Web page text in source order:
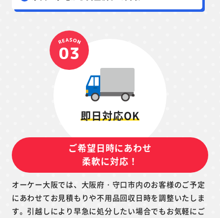
即日対応OK
ご希望日時にあわせ
柔軟に対応！
オーケー大阪では、大阪府・守口市内のお客様のご予定
にあわせてお見積もりや不用品回収日時を調整いたしま
す。引越しにより早急に処分したい場合でもお気軽にご